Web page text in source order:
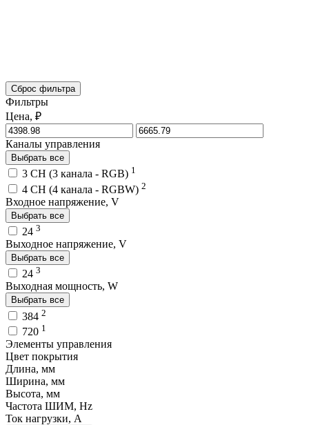
Сброс фильтра
Фильтры
Цена, ₽
Каналы управления
Выбрать все
3 CH (3 канала - RGB) 1
4 CH (4 канала - RGBW) 2
Входное напряжение, V
Выбрать все
24 3
Выходное напряжение, V
Выбрать все
24 3
Выходная мощность, W
Выбрать все
384 2
720 1
Элементы управления
Цвет покрытия
Длина, мм
Ширина, мм
Высота, мм
Частота ШИМ, Hz
Ток нагрузки, A